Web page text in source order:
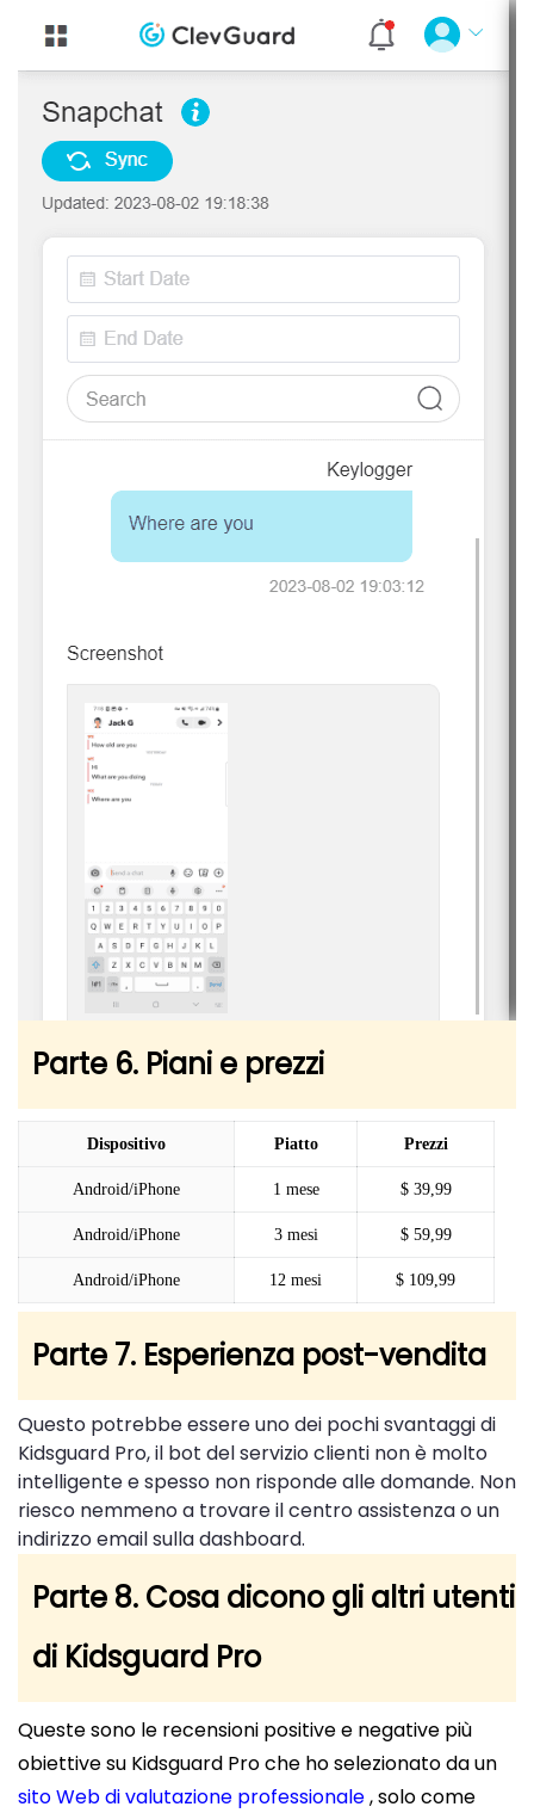
Parte 6. Piani e prezzi
Dispositivo Piatto Prezzi
Android/iPhone 1 mese $ 39,99
Android/iPhone 3 mesi $ 59,99
Android/iPhone 12 mesi $ 109,99
Parte 7. Esperienza post-vendita
Questo potrebbe essere uno dei pochi svantaggi di
Kidsguard Pro, il bot del servizio clienti non è molto
intelligente e spesso non risponde alle domande. Non
riesco nemmeno a trovare il centro assistenza o un
indirizzo email sulla dashboard.
Parte 8. Cosa dicono gli altri utenti
di Kidsguard Pro
Queste sono le recensioni positive e negative più
obiettive su Kidsguard Pro che ho selezionato da un
sito Web di valutazione professionale, solo come